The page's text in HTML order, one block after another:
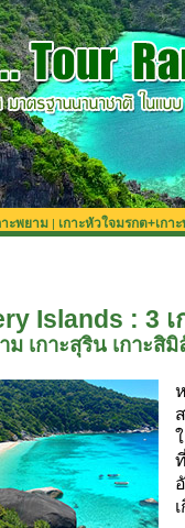
าะพยาม | เกาะหัวใจมรกต+เกา
Islands : 3
ม เกาะสุริน เกาะสิ